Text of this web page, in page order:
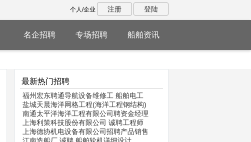
个人/企业 注册 登陆
名企招聘 专场招聘 船舶资讯
最新热门招聘
福州宏东聘通导航设备维修工 船舶电工
盐城天晨海洋网格工程(海洋工程钢结构)
南通太平洋海洋工程有限公司聘资金经理
上海利策科技股份有限公司 诚聘工程师
上海德协机电设备有限公司招聘产品销售